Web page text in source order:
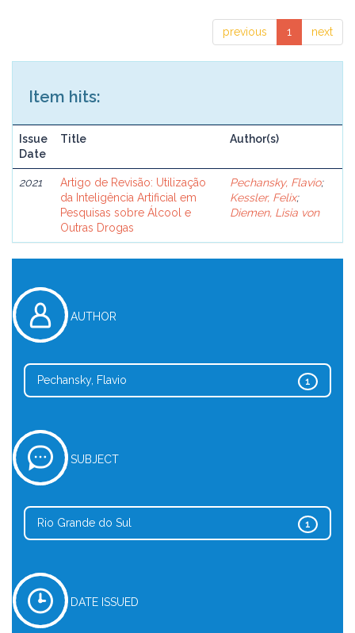
previous 1 next
Item hits:
Issue
Date
Title Author(s)
2021
Artigo de Revisão: Utilização
da Inteligência Artificial em
Pesquisas sobre Álcool e
Outras Drogas
Pechansky, Flavio;
Kessler, Felix;
Diemen, Lisia von
AUTHOR
1
Pechansky, Flavio
SUBJECT
1
Rio Grande do Sul
DATE ISSUED